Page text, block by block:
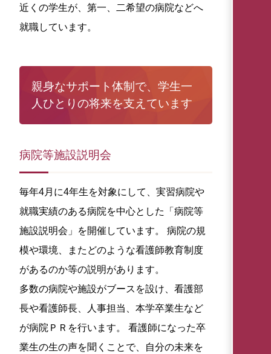
近くの学生が、第一、二希望の病院などへ
就職しています。
親身なサポート体制で、学生一
人ひとりの将来を支えています
病院等施設説明会
毎年4月に4年生を対象にして、実習病院や
就職実績のある病院を中心とした「病院等
施設説明会」を開催しています。 病院の規
模や環境、またどのような看護師教育制度
があるのか等の説明があります。
多数の病院や施設がブースを設け、看護部
長や看護師長、人事担当、本学卒業生など
が病院ＰＲを行います。 看護師になった卒
業生の生の声を聞くことで、自分の未来を